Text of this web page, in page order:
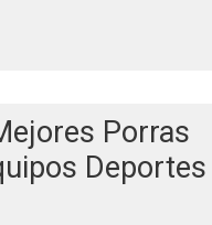
Porras
Deportes